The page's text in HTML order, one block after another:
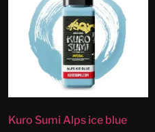
Kuro Sumi Alps ice blue